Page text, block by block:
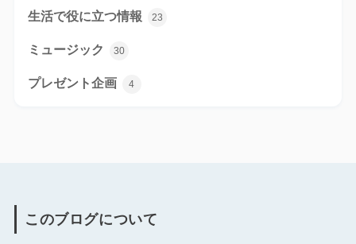
生活で役に立つ情報 23
ミュージック 30
プレゼント企画 4
このブログについて